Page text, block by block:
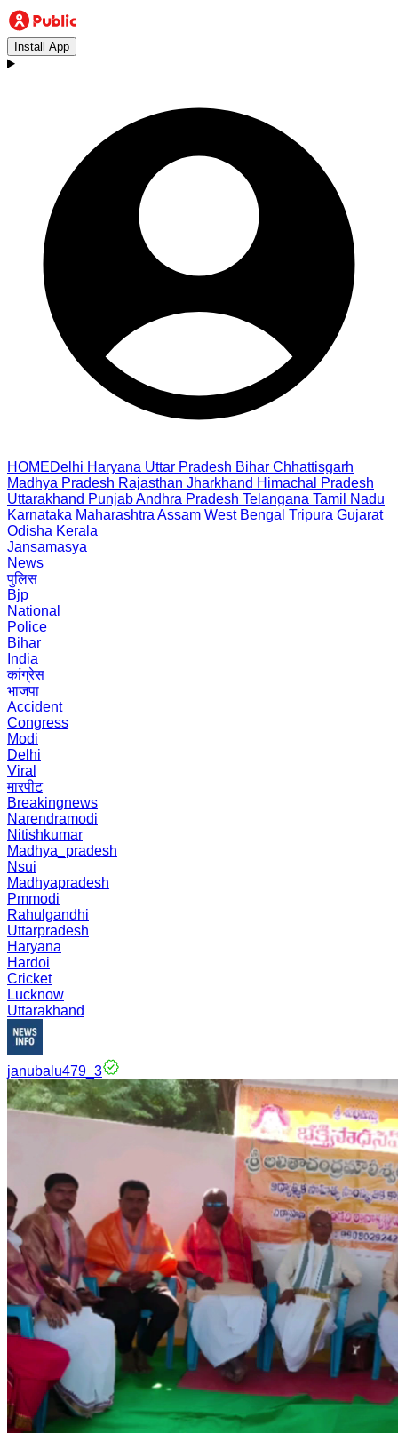
Install App
HOMEDelhi Haryana Uttar Pradesh Bihar Chhattisgarh
Madhya Pradesh Rajasthan Jharkhand Himachal Pradesh
Uttarakhand PunjabAndhra Pradesh Telangana Tamil Nadu
Karnataka Maharashtra Assam West Bengal Tripura Gujarat
Odisha Kerala
Jansamasya
News
पुलिस
Bjp
National
Police
Bihar
India
कांग्रेस
भाजपा
Accident
Congress
Modi
Delhi
Viral
मारपीट
Breakingnews
Narendramodi
Nitishkumar
Madhya_pradesh
Nsui
Madhyapradesh
Pmmodi
Rahulgandhi
Uttarpradesh
Haryana
Hardoi
Cricket
Lucknow
Uttarakhand
janubalu479_3